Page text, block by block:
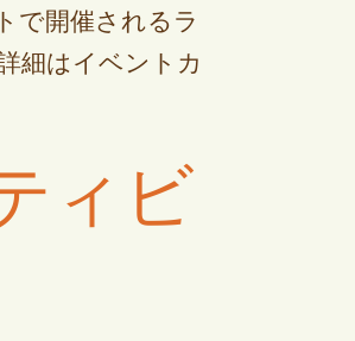
で開催されるラ
細はイベントカ
ィビ